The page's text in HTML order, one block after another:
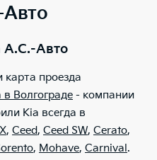
А.С.-Авто
проезда
Волгограде - компании
Kia всегда в
, Ceed, Ceed SW, Cerato,
, Mohave, Carnival.